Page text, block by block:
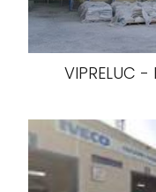
VIPRELUC